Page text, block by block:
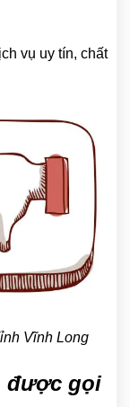
vụ uy tín, chất
Vĩnh Long
được gọi